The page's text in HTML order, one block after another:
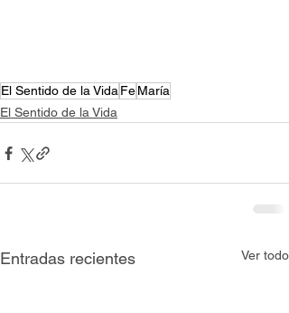
El Sentido de la Vida FeMaría
El Sentido de la Vida
Entradas recientes Ver todo